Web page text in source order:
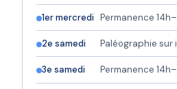
1er mercredi Permanence
2e samedi Paléographie sur
3e samedi Permanence